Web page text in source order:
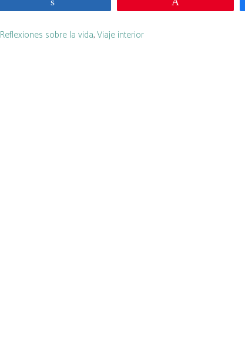
Reflexiones sobre la vida,Viaje interior